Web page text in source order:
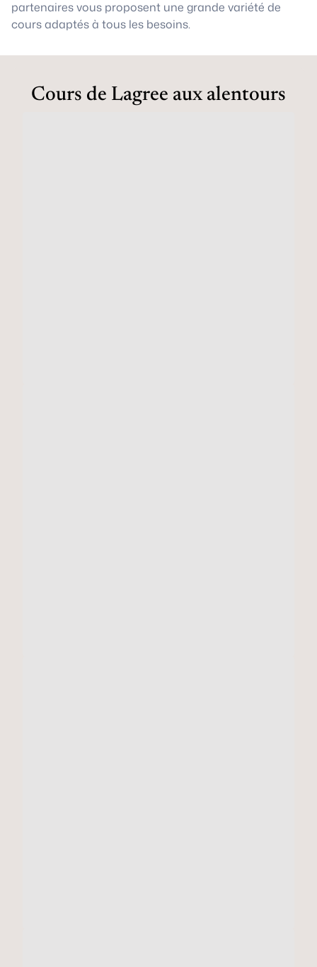
partenaires vous proposent une grande variété de
cours adaptés à tous les besoins.
Cours de Lagree aux alentours